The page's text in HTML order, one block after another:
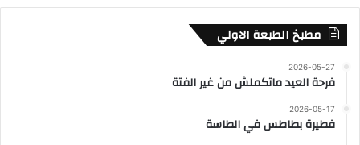
مطبخ الطبعة الاولي
2026-05-27
فرحة العيد ماتكملش من غير الفتة
2026-05-17
فطيرة بطاطس في الطاسة